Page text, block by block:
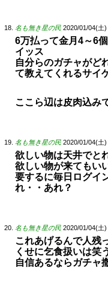
名も無き星の民 2020/01/04(土)
6万払って金月4～6
イッス
自分らのガチャがど
て教えてくれるサイ
ここら辺は皮肉込み
名も無き星の民 2020/01/04(土)
欲しい物は天井でと
欲しい物が来てもい
要するに毎日ログイ
れ・・あれ？
名も無き星の民 2020/01/04(土)
これあげるんで人残
くせに乞食扱いは笑
自信あるならガチャ